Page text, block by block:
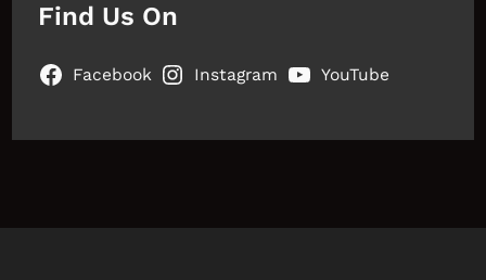
Find Us On
Facebook Instagram YouTube